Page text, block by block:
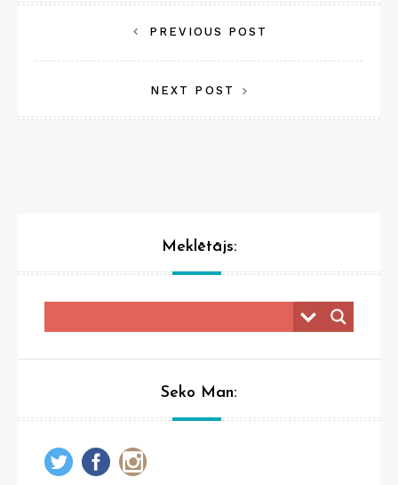
navigation
PREVIOUS POST
NEXT POST
Meklētājs:
Seko Man: